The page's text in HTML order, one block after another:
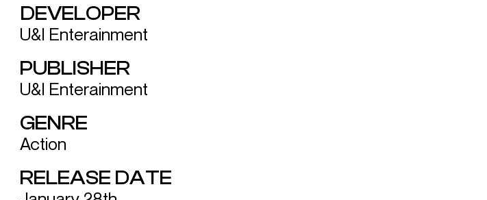
DEVELOPER
U&I Enterainment
PUBLISHER
U&I Enterainment
GENRE
Action
RELEASE DATE